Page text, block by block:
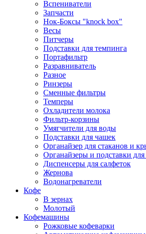
Вспениватели
Запчасти
Нок-Боксы "knock box"
Весы
Питчеры
Подставки для темпинга
Портафильтр
Разравниватель
Разное
Ринзеры
Сменные фильтры
Темперы
Охладители молока
Фильтр-корзины
Умягчители для воды
Подставки для чашек
Органайзер для стаканов и
Органайзеры и подставки для
Диспенсеры для салфеток
Жернова
Водонагреватели
Кофе
В зернах
Молотый
Кофемашины
Рожковые кофеварки